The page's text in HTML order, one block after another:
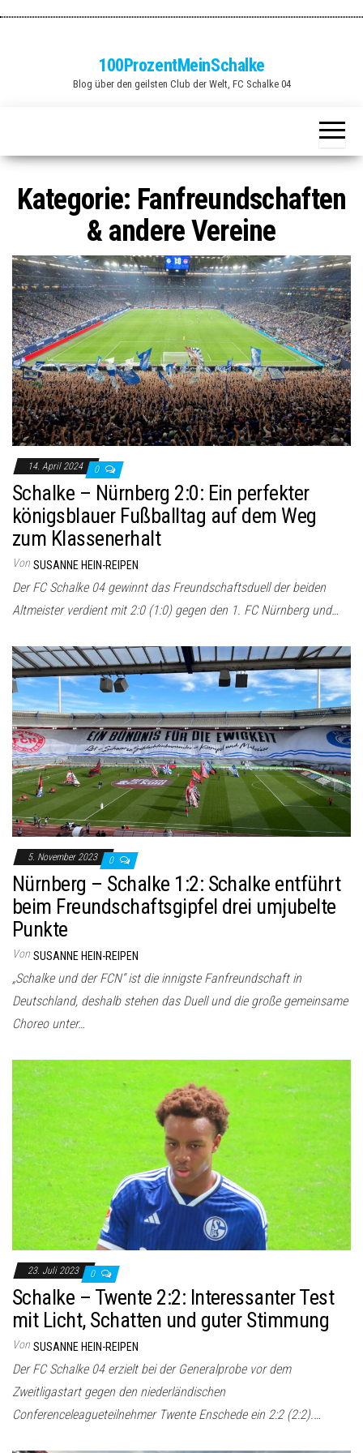
100ProzentMeinSchalke
Blog über den geilsten Club der Welt, FC Schalke 04
Kategorie: Fanfreundschaften
& andere Vereine
14. April 2024 0
Schalke – Nürnberg 2:0: Ein perfekter
königsblauer Fußballtag auf dem Weg
zum Klassenerhalt
Von SUSANNE HEIN-REIPEN
Der FC Schalke 04 gewinnt das Freundschaftsduell der beiden
Altmeister verdient mit 2:0 (1:0) gegen den 1. FC Nürnberg und…
5. November 2023 0
Nürnberg – Schalke 1:2: Schalke entführt
beim Freundschaftsgipfel drei umjubelte
Punkte
Von SUSANNE HEIN-REIPEN
„Schalke und der FCN“ ist die innigste Fanfreundschaft in
Deutschland, deshalb stehen das Duell und die große gemeinsame
Choreo unter…
23. Juli 2023 0
Schalke – Twente 2:2: Interessanter Test
mit Licht, Schatten und guter Stimmung
Von SUSANNE HEIN-REIPEN
Der FC Schalke 04 erzielt bei der Generalprobe vor dem
Zweitligastart gegen den niederländischen
Conferenceleagueteilnehmer Twente Enschede ein 2:2 (2:2).…